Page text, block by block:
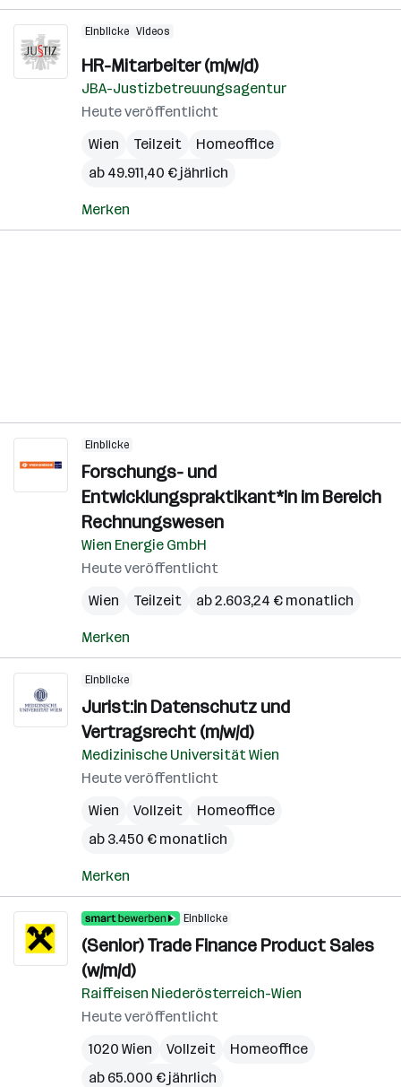
Einblicke Videos
HR-Mitarbeiter (m/w/d)
JBA-Justizbetreuungsagentur
Heute veröffentlicht
Wien
Teilzeit
Homeoffice
ab 49.911,40 € jährlich
Merken
Einblicke
Forschungs- und
Entwicklungspraktikant*in im Bereich
Rechnungswesen
Wien Energie GmbH
Heute veröffentlicht
Wien
Teilzeit ab 2.603,24 € monatlich
Merken
Einblicke
Jurist:in Datenschutz und
Vertragsrecht (m/w/d)
Medizinische Universität Wien
Heute veröffentlicht
Wien
Vollzeit
Homeoffice
ab 3.450 € monatlich
Merken
Einblicke
(Senior) Trade Finance Product Sales
(w/m/d)
Raiffeisen Niederösterreich-Wien
Heute veröffentlicht
1020 Wien
Vollzeit
Homeoffice
ab 65.000 € jährlich